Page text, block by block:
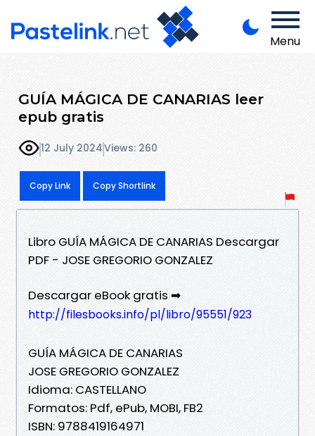
Menu
GUÍA MÁGICA DE CANARIAS leer
epub gratis
12 July 2024Views: 260
Copy Link Copy Shortlink
Libro GUÍA MÁGICA DE CANARIAS Descargar
PDF - JOSE GREGORIO GONZALEZ
Descargar eBook gratis ➡
http://filesbooks.info/pl/libro/95551/923
GUÍA MÁGICA DE CANARIAS
JOSE GREGORIO GONZALEZ
Idioma: CASTELLANO
Formatos: Pdf, ePub, MOBI, FB2
ISBN: 9788419164971